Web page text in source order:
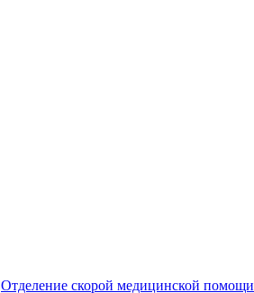
Отделение скорой медицинской помощи